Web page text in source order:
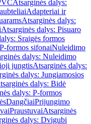
Atsarginės dalys:
Adapteriai ir
Atsarginės dalys:
Atsarginės dalys: Pisuaro
Sraigės formos
formos sifonaiNuleidimo
dalys: Nuleidimo
jungtisAtsarginės dalys:
dalys: Jungiamosios
dalys: Bidė
dalys: P-formos
DangčiaiPrijungimo
PraustuvaiAtsarginės
dalys: Dvigubi